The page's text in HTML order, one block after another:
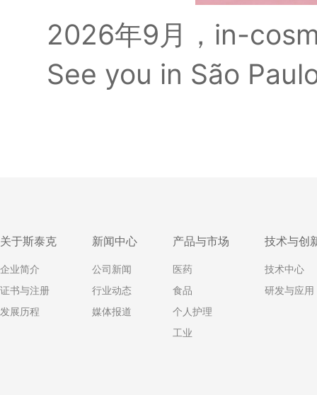
2026年9月，in-
See you in São
关于斯泰克
企业简介
证书与注册
发展历程
新闻中心
公司新闻
行业动态
媒体报道
产品与市场
医药
食品
个人护理
工业
技术与创
技术中心
研发与应用